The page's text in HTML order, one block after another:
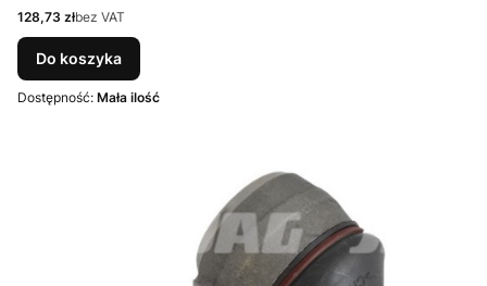
Cena
128,73 złbez VAT
Do koszyka
Dostępność: Mała ilość